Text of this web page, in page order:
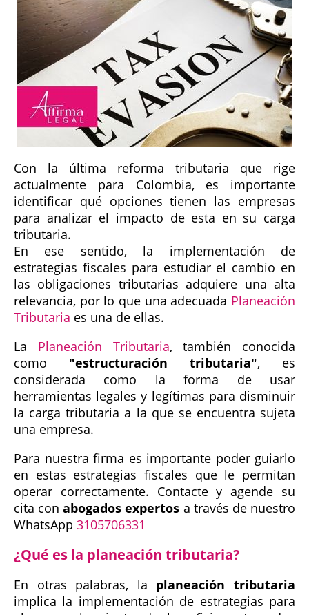
Con la última reforma tributaria que rige
actualmente para Colombia, es importante
identificar qué opciones tienen las empresas
para analizar el impacto de esta en su carga
tributaria.
En ese sentido, la implementación de
estrategias fiscales para estudiar el cambio en
las obligaciones tributarias adquiere una alta
relevancia, por lo que una adecuada Planeación
Tributaria es una de ellas.
La Planeación Tributaria, también conocida
como "estructuración tributaria", es
considerada como la forma de usar
herramientas legales y legítimas para disminuir
la carga tributaria a la que se encuentra sujeta
una empresa.
Para nuestra firma es importante poder guiarlo
en estas estrategias fiscales que le permitan
operar correctamente. Contacte y agende su
cita conabogados expertos a través de nuestro
WhatsApp 3105706331
¿Qué es la planeación tributaria?
En otras palabras, la planeación tributaria
implica la implementación de estrategias para